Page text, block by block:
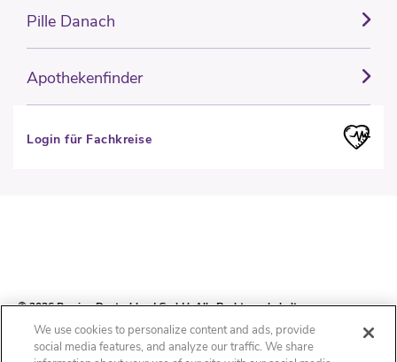
Pille Danach
Apothekenfinder
Login für Fachkreise
© 2026 Perrigo Deutschland GmbH. Alle Rechte vorbehalten.
We use cookies to personalize content and ads, provide
social media features, and analyze our traffic. We share